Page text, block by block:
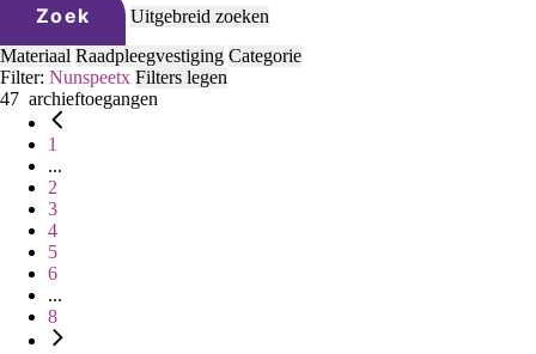
Zoek
Uitgebreid zoeken
Materiaal Raadpleegvestiging Categorie
Filter: Nunspeetx Filters legen
47 archieftoegangen
1
...
2
3
4
5
6
...
8